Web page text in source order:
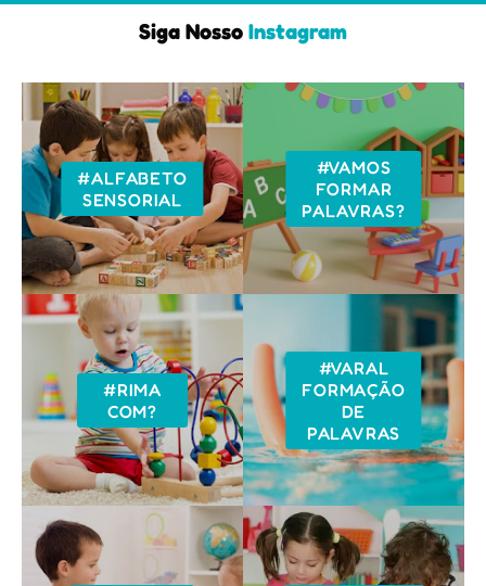
Siga Nosso Instagram
#ALFABETO
SENSORIAL
#VAMOS
FORMAR
PALAVRAS?
#RIMA
COM?
#VARAL
FORMAÇÃO
DE
PALAVRAS